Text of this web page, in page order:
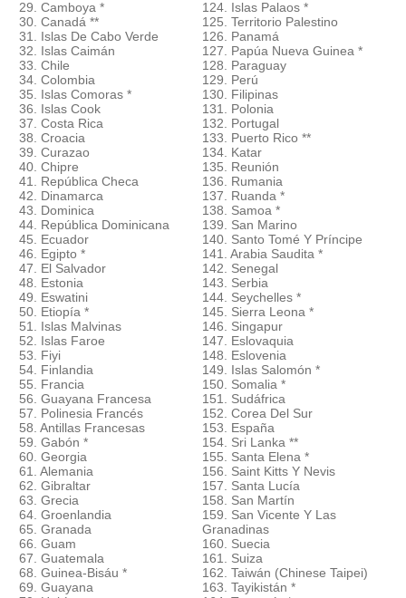
29. Camboya *
30. Canadá **
31. Islas De Cabo Verde
32. Islas Caimán
33. Chile
34. Colombia
35. Islas Comoras *
36. Islas Cook
37. Costa Rica
38. Croacia
39. Curazao
40. Chipre
41. República Checa
42. Dinamarca
43. Dominica
44. República Dominicana
45. Ecuador
46. Egipto *
47. El Salvador
48. Estonia
49. Eswatini
50. Etiopía *
51. Islas Malvinas
52. Islas Faroe
53. Fiyi
54. Finlandia
55. Francia
56. Guayana Francesa
57. Polinesia Francés
58. Antillas Francesas
59. Gabón *
60. Georgia
61. Alemania
62. Gibraltar
63. Grecia
64. Groenlandia
65. Granada
66. Guam
67. Guatemala
68. Guinea-Bisáu *
69. Guayana
124. Islas Palaos *
125. Territorio Palestino
126. Panamá
127. Papúa Nueva Guinea *
128. Paraguay
129. Perú
130. Filipinas
131. Polonia
132. Portugal
133. Puerto Rico **
134. Katar
135. Reunión
136. Rumania
137. Ruanda *
138. Samoa *
139. San Marino
140. Santo Tomé Y Príncipe
141. Arabia Saudita *
142. Senegal
143. Serbia
144. Seychelles *
145. Sierra Leona *
146. Singapur
147. Eslovaquia
148. Eslovenia
149. Islas Salomón *
150. Somalia *
151. Sudáfrica
152. Corea Del Sur
153. España
154. Sri Lanka **
155. Santa Elena *
156. Saint Kitts Y Nevis
157. Santa Lucía
158. San Martín
159. San Vicente Y Las
Granadinas
160. Suecia
161. Suiza
162. Taiwán (Chinese Taipei)
163. Tayikistán *